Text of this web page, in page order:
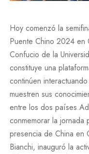
Hoy comenzó la
Puente Chino 2024 en
Confucio de la
constituye una
continúen
muestren sus
entre los dos
conmemorar la jornada
presencia de China en
Bianchi, inauguró la